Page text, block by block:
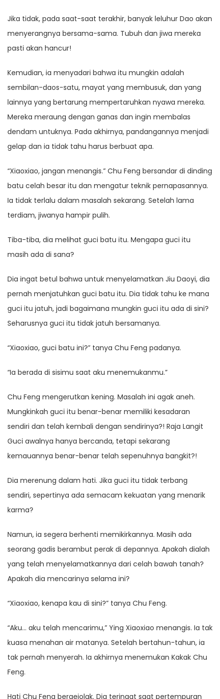
Jika tidak, pada saat-saat terakhir, banyak leluhur Dao akan
menyerangnya bersama-sama. Tubuh dan jiwa mereka
pasti akan hancur!
Kemudian, ia menyadari bahwa itu mungkin adalah
sembilan-daos-satu, mayat yang membusuk, dan yang
lainnya yang bertarung mempertaruhkan nyawa mereka.
Mereka meraung dengan ganas dan ingin membalas
dendam untuknya. Pada akhirnya, pandangannya menjadi
gelap dan ia tidak tahu harus berbuat apa.
“Xiaoxiao, jangan menangis.” Chu Feng bersandar di dinding
batu celah besar itu dan mengatur teknik pernapasannya.
Ia tidak terlalu dalam masalah sekarang. Setelah lama
terdiam, jiwanya hampir pulih.
Tiba-tiba, dia melihat guci batu itu. Mengapa guci itu
masih ada di sana?
Dia ingat betul bahwa untuk menyelamatkan Jiu Daoyi, dia
pernah menjatuhkan guci batu itu. Dia tidak tahu ke mana
guci itu jatuh, jadi bagaimana mungkin guci itu ada di sini?
Seharusnya guci itu tidak jatuh bersamanya.
“Xiaoxiao, guci batu ini?” tanya Chu Feng padanya.
“Ia berada di sisimu saat aku menemukanmu.”
Chu Feng mengerutkan kening. Masalah ini agak aneh.
Mungkinkah guci itu benar-benar memiliki kesadaran
sendiri dan telah kembali dengan sendirinya?! Raja Langit
Guci awalnya hanya bercanda, tetapi sekarang
kemauannya benar-benar telah sepenuhnya bangkit?!
Dia merenung dalam hati. Jika guci itu tidak terbang
sendiri, sepertinya ada semacam kekuatan yang menarik
karma?
Namun, ia segera berhenti memikirkannya. Masih ada
seorang gadis berambut perak di depannya. Apakah dialah
yang telah menyelamatkannya dari celah bawah tanah?
Apakah dia mencarinya selama ini?
“Xiaoxiao, kenapa kau di sini?” tanya Chu Feng.
“Aku… aku telah mencarimu,” Ying Xiaoxiao menangis. Ia tak
kuasa menahan air matanya. Setelah bertahun-tahun, ia
tak pernah menyerah. Ia akhirnya menemukan Kakak Chu
Feng.
Hati Chu Feng bergejolak. Dia teringat saat pertempuran